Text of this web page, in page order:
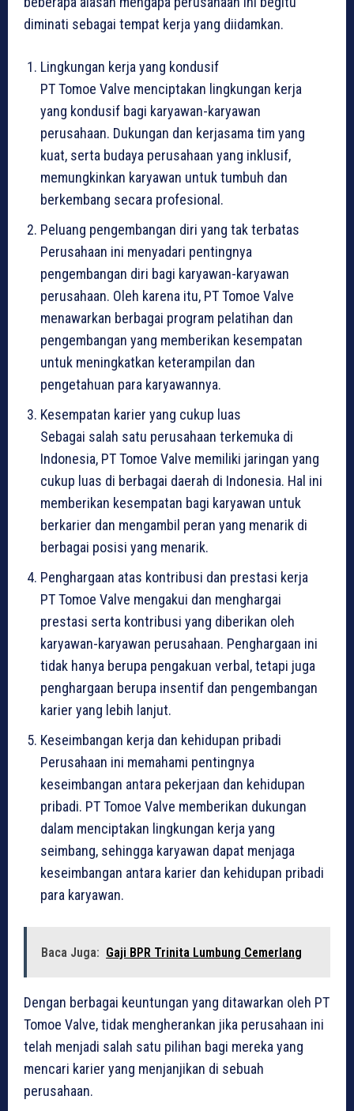
diminati sebagai tempat kerja yang diidamkan.
Lingkungan kerja yang kondusif
PT Tomoe Valve menciptakan lingkungan kerja
yang kondusif bagi karyawan-karyawan
perusahaan. Dukungan dan kerjasama tim yang
kuat, serta budaya perusahaan yang inklusif,
memungkinkan karyawan untuk tumbuh dan
berkembang secara profesional.
Peluang pengembangan diri yang tak terbatas
Perusahaan ini menyadari pentingnya
pengembangan diri bagi karyawan-karyawan
perusahaan. Oleh karena itu, PT Tomoe Valve
menawarkan berbagai program pelatihan dan
pengembangan yang memberikan kesempatan
untuk meningkatkan keterampilan dan
pengetahuan para karyawannya.
Kesempatan karier yang cukup luas
Sebagai salah satu perusahaan terkemuka di
Indonesia, PT Tomoe Valve memiliki jaringan yang
cukup luas di berbagai daerah di Indonesia. Hal ini
memberikan kesempatan bagi karyawan untuk
berkarier dan mengambil peran yang menarik di
berbagai posisi yang menarik.
Penghargaan atas kontribusi dan prestasi kerja
PT Tomoe Valve mengakui dan menghargai
prestasi serta kontribusi yang diberikan oleh
karyawan-karyawan perusahaan. Penghargaan ini
tidak hanya berupa pengakuan verbal, tetapi juga
penghargaan berupa insentif dan pengembangan
karier yang lebih lanjut.
Keseimbangan kerja dan kehidupan pribadi
Perusahaan ini memahami pentingnya
keseimbangan antara pekerjaan dan kehidupan
pribadi. PT Tomoe Valve memberikan dukungan
dalam menciptakan lingkungan kerja yang
seimbang, sehingga karyawan dapat menjaga
keseimbangan antara karier dan kehidupan pribadi
para karyawan.
Baca Juga: Gaji BPR Trinita Lumbung Cemerlang
Dengan berbagai keuntungan yang ditawarkan oleh PT
Tomoe Valve, tidak mengherankan jika perusahaan ini
telah menjadi salah satu pilihan bagi mereka yang
mencari karier yang menjanjikan di sebuah
perusahaan.